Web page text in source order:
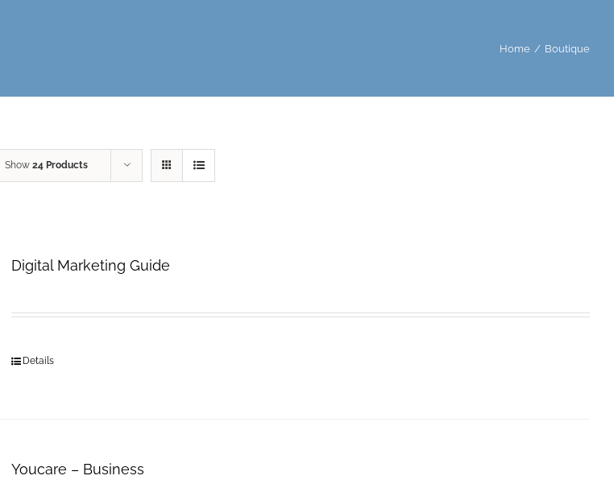
Home / Boutique
Show 24 Products
Digital Marketing Guide
Details
Youcare – Business